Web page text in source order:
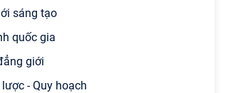
sáng tạo
quốc gia
giới
lược - Quy hoạch